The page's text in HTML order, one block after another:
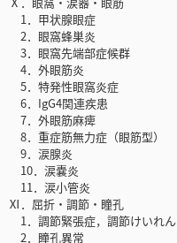
1．甲状腺眼症
2．眼窩蜂巣炎
3．眼窩先端部症候群
4．外眼筋炎
5．特発性眼窩炎症
6．IgG4関連疾患
7．外眼筋麻痺
8．重症筋無力症（眼筋型）
9．涙腺炎
10．涙嚢炎
11．涙小管炎
Ⅺ．屈折・調節・瞳孔
1．調節緊張症，調節けいれん
2．瞳孔異常